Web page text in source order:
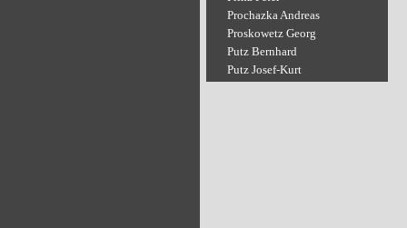
Prochazka Andreas
Proskowetz Georg
Putz Bernhard
Putz Josef-Kurt